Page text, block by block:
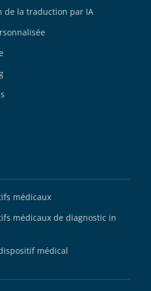
de la traduction par IA
médicaux
médicaux de diagnostic in
médical